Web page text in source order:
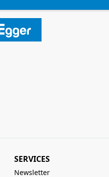
SERVICES
Newsletter